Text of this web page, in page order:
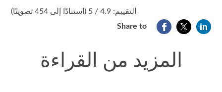
1 5
التقييم: 4.9 / 5 (استنادًا إلى 454 تصويتًا)
Share to
المزيد من القراءة